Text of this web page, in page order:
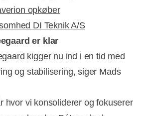
opkøber
DI Teknik A/S
er klar
kigger nu ind i en tid med
og stabilisering, siger Mads
hvor vi konsoliderer og fokuserer